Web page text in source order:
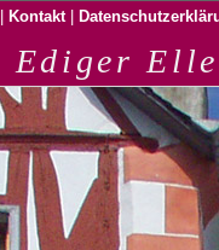
Kontakt
Ediger